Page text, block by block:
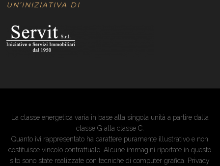
UN’INIZIATIVA DI
La classe energetica varia in base alla singola unità a partire dalla
classe G alla classe C.
Quanto ivi rappresentato ha carattere puramente illustrativo e non
costituisce vincolo contrattuale. Alcune immagini riportate in questo
sito sono state realizzate con tecniche di computer grafica. Privacy